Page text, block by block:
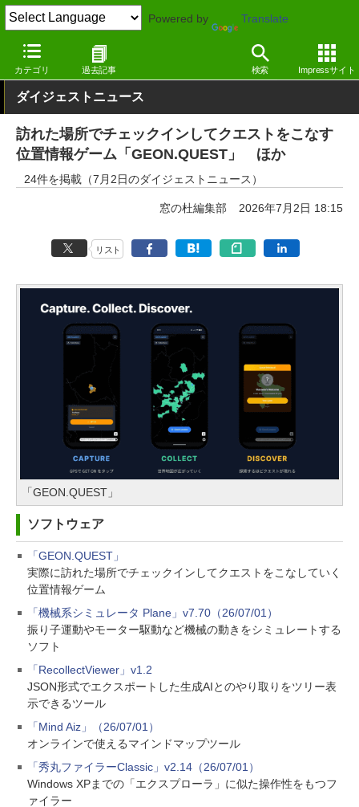
Powered by Translate
カテゴリ 過去記事 検索 Impressサイト
窓の杜 その他の話題 アップデート
ダイジェストニュース
訪れた場所でチェックインしてクエストをこなす
位置情報ゲーム「GEON.QUEST」 ほか
24件を掲載（7月2日のダイジェストニュース）
窓の杜編集部 2026年7月2日 18:15
リスト
「GEON.QUEST」
ソフトウェア
「GEON.QUEST」
実際に訪れた場所でチェックインしてクエストをこなしていく
位置情報ゲーム
「機械系シミュレータ Plane」v7.70（26/07/01）
振り子運動やモーター駆動など機械の動きをシミュレートする
ソフト
「RecollectViewer」v1.2
JSON形式でエクスポートした生成AIとのやり取りをツリー表
示できるツール
「Mind Aiz」（26/07/01）
オンラインで使えるマインドマップツール
「秀丸ファイラーClassic」v2.14（26/07/01）
Windows XPまでの「エクスプローラ」に似た操作性をもつフ
ァイラー